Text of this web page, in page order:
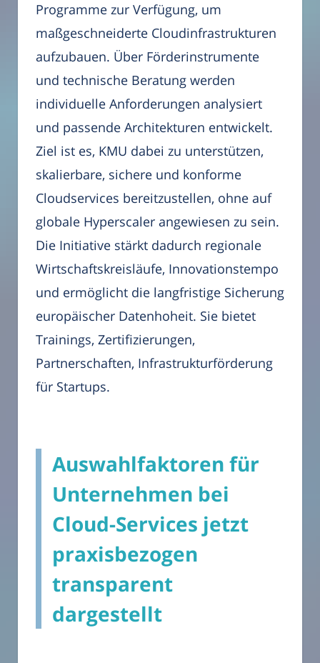
Programme zur Verfügung, um
maßgeschneiderte Cloudinfrastrukturen
aufzubauen. Über Förderinstrumente
und technische Beratung werden
individuelle Anforderungen analysiert
und passende Architekturen entwickelt.
Ziel ist es, KMU dabei zu unterstützen,
skalierbare, sichere und konforme
Cloudservices bereitzustellen, ohne auf
globale Hyperscaler angewiesen zu sein.
Die Initiative stärkt dadurch regionale
Wirtschaftskreisläufe, Innovationstempo
und ermöglicht die langfristige Sicherung
europäischer Datenhoheit. Sie bietet
Trainings, Zertifizierungen,
Partnerschaften, Infrastrukturförderung
für Startups.
Auswahlfaktoren für
Unternehmen bei
Cloud-Services jetzt
praxisbezogen
transparent
dargestellt